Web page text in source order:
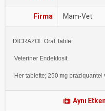
Firma Mam-Vet
DİCRAZOL Oral Tablet
Veteriner Endektosit
Her tablette; 250 mg
Aynı